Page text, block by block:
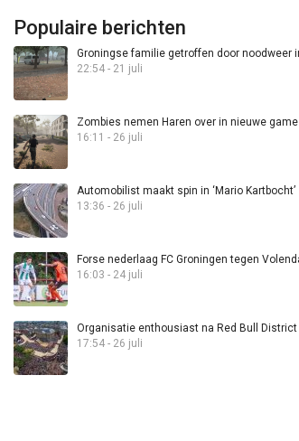
Populaire berichten
Groningse familie getroffen door noodweer
22:54 - 21 juli
Zombies nemen Haren over in nieuwe
16:11 - 26 juli
Automobilist maakt spin in ‘Mario Kartbocht’
13:36 - 26 juli
Forse nederlaag FC Groningen tegen
16:03 - 24 juli
Organisatie enthousiast na Red Bull
17:54 - 26 juli